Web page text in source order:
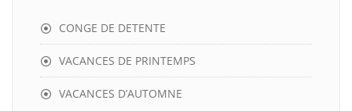
CONGE DE DETENTE
VACANCES DE PRINTEMPS
VACANCES D’AUTOMNE